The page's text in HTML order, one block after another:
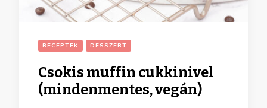
RECEPTEK DESSZERT
Csokis muffin cukkinivel
(mindenmentes, vegán)